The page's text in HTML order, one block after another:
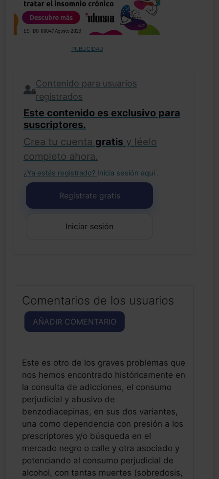
PUBLICIDAD
Contenido para usuarios
registrados
Este contenido es exclusivo para
suscriptores.
Crea tu cuenta gratis y léelo
completo ahora.
¿Ya estás registrado? Inicia sesión aquí .
Regístrate gratis
Iniciar sesión
Comentarios de los usuarios
AÑADIR COMENTARIO
Este es otro de los graves problemas que
nos hemos encontrado históricamente en
la consulta de adicciones, el consumo
perjudicial y abusivo de
benzodiacepinas, en sus dos variantes,
una como dependencia con presión a los
prescriptores y/o búsqueda en el
mercado negro o calle y otra asociado y
potenciando al consumo perjudicial de
alcohol, con tantas muertes (sobredosis,